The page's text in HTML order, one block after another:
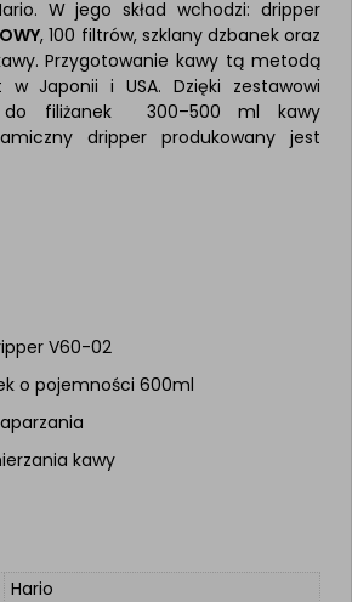
W jego skład wchodzi: dripper
, 100 filtrów, szklany dzbanek oraz
Przygotowanie kawy tą metodą
w Japonii i USA.Dzięki zestawowi
do filiżanek 300–500 ml kawy
dripper produkowany jest
V60-02
o pojemności 600ml
kawy
Hario